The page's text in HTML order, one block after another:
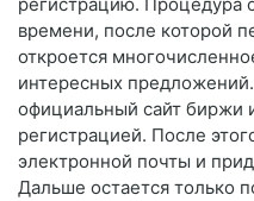
времени, после которой
откроется
интересных
официальный сайт биржи
регистрацией. После
электронной почты и
Дальше остается только